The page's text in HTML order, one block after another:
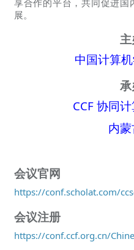
享合作的平台，共同促进国
展。
中国计算机
CCF 协同
内
会议官网
https://conf.scholat.com/
会议注册
https://conf.ccf.org.cn/